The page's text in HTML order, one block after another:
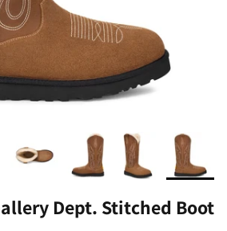
Dept. Stitched Boot